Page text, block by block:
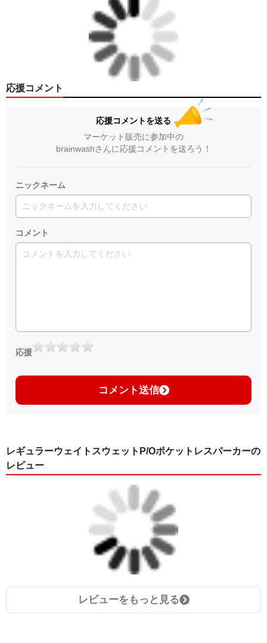
応援コメント
応援コメントを送る
マーケット販売に参加中の
brainwashさんに応援コメントを送ろう！
ニックネーム
コメント
応援
コメント送信
レギュラーウェイトスウェットP/Oポケットレスパーカーの
レビュー
レビューをもっと見る